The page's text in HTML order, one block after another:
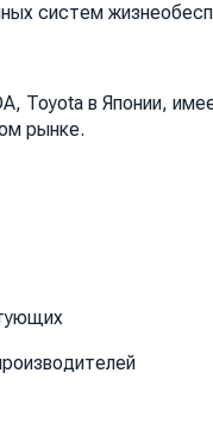
систем
Toyota в Японии,
рынке.